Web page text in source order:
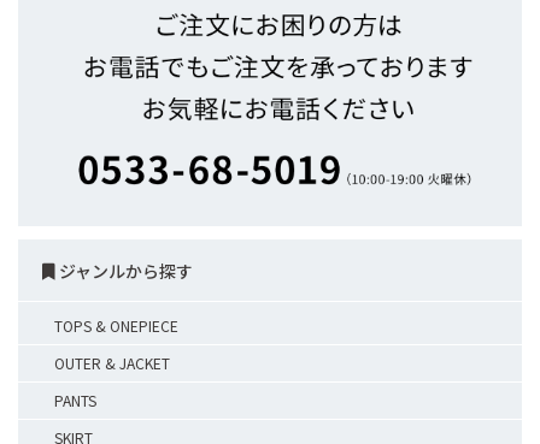
ジャンルから探す
TOPS & ONEPIECE
OUTER & JACKET
PANTS
SKIRT